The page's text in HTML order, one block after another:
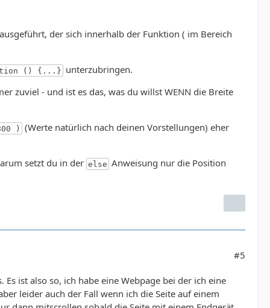
der sich innerhalb der Funktion ( im Bereich
() {...} unterzubringen.
zuviel - und ist es das, was du willst WENN die Breite
) (Werte natürlich nach deinen Vorstellungen) eher
setzt du in der else Anweisung nur die Position
#5
ist also so, ich habe eine Webpage bei der ich eine
leider auch der Fall wenn ich die Seite auf einem